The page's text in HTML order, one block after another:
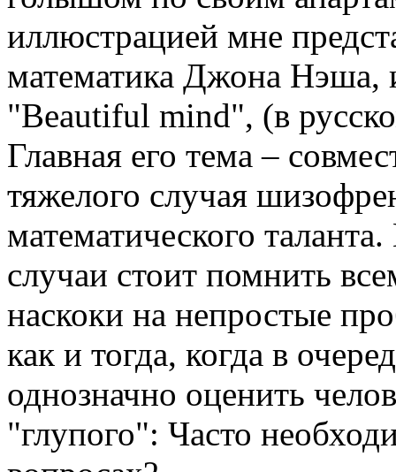
иллюстрацией мне
математика Джона Нэша,
"Beautiful mind", (в
Главная его тема –
тяжелого случая
математического
случаи стоит помнить
наскоки на непростые
как и тогда, когда в
однозначно оценить
"глупого": Часто